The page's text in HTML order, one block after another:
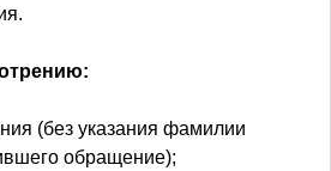
(без указания фамилии
обращение);